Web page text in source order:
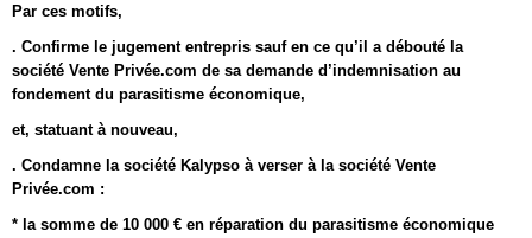
Par ces motifs,
. Confirme le jugement entrepris sauf en ce qu’il a débouté la
société Vente Privée.com de sa demande d’indemnisation au
fondement du parasitisme économique,
et, statuant à nouveau,
. Condamne la société Kalypso à verser à la société Vente
Privée.com :
* la somme de 10 000 € en réparation du parasitisme économique